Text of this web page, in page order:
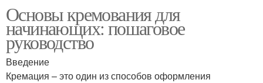
Основы кремования для
начинающих: пошаговое
руководство
Введение
Кремация – это один из способов оформления